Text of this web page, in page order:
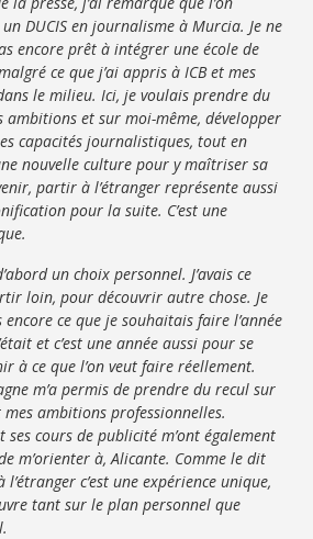
DUCIS en journalisme à Murcia. Je ne
encore prêt à intégrer une école de
ce que j’ai appris à ICB et mes
le milieu. Ici, je voulais prendre du
ambitions et sur moi-même, développer
capacités journalistiques, tout en
nouvelle culture pour y maîtriser sa
partir à l’étranger représente aussi
pour la suite. C’est une
un choix personnel. J’avais ce
loin, pour découvrir autre chose. Je
encore ce que je souhaitais faire l’année
et c’est une année aussi pour se
à ce que l’on veut faire réellement.
m’a permis de prendre du recul sur
ambitions professionnelles.
ses cours de publicité m’ont également
m’orienter à, Alicante. Comme le dit
c’est une expérience unique,
tant sur le plan personnel que